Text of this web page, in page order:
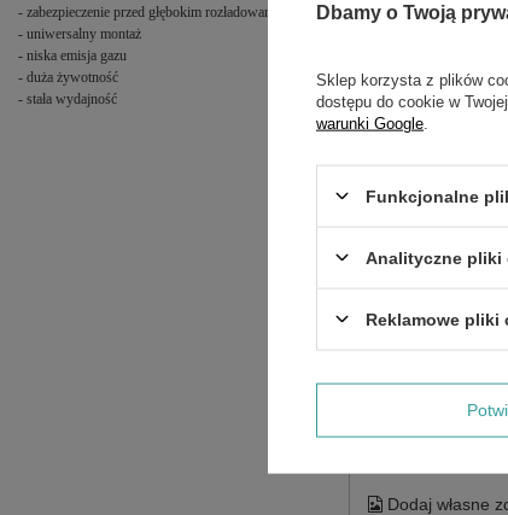
- zabezpieczenie przed głębokim rozładowaniem
- uniwersalny montaż
- niska emisja gazu
- duża żywotność
- stała wydajność
Dodaj własne
Dbamy o Twoją
Sklep korzysta z plików
dostępu do cookie w
warunki Google
Funkcjonalne
Analityczne pliki
Reklamowe pliki